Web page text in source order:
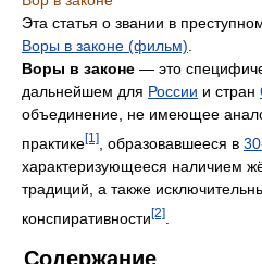
Эта статья о звании в
Воры в законе (фильм)
Воры в законе — это
дальнейшем для России и стран
объединение, не имеющее
практике[1] , образовавшееся в
характеризующееся наличием
традиций, а также
конспиративности[2]
Содержание